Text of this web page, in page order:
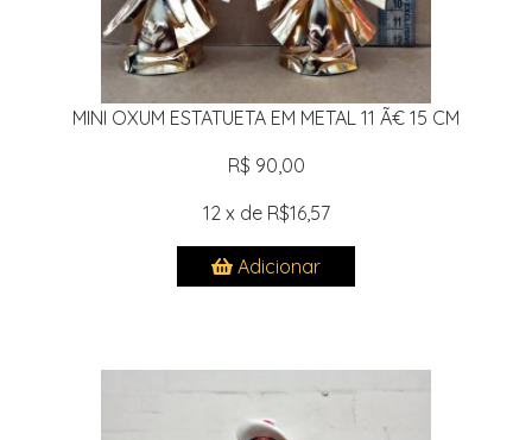
MINI OXUM ESTATUETA EM METAL 11 Ã€ 15 CM
R$ 90,00
12 x de R$16,57
Adicionar